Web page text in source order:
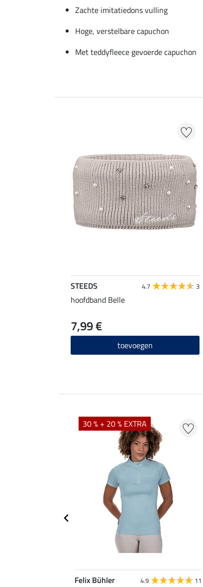
Zachte imitatiedons vulling
Hoge, verstelbare capuchon
Met teddyfleece gevoerde capuchon
STEEDS 4.7 3
hoofdband Belle
7,99 €
toevoegen
30 % + 20 % EXTRA
Felix Bühler 4.9 11